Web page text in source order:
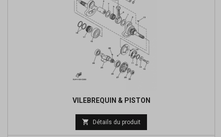
VILEBREQUIN & PISTON
Prix
de
 Détails du produit